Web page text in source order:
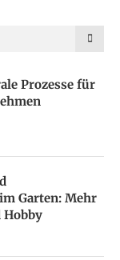
Prozesse für
Garten: Mehr
Hobby